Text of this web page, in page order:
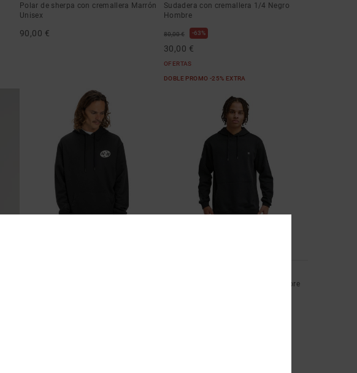
Polar de sherpa con cremallera Marrón
Unisex
90,00 €
Sudadera con cremallera 1/4 Negro
Hombre
80,00 € 63%
30,00 €
OFERTAS
DOBLE PROMO -25% EXTRA
Sudadera con Capucha Negro Hombre